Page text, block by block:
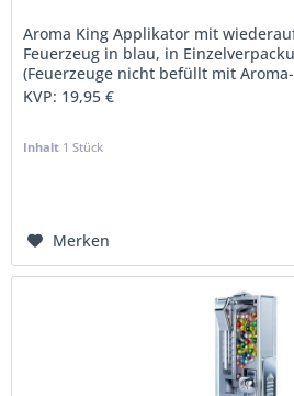
Aroma King Applikator mit
Feuerzeug in blau, in
(Feuerzeuge nicht befüllt mit
KVP: 19,95 €
Inhalt 1 Stück
Merken